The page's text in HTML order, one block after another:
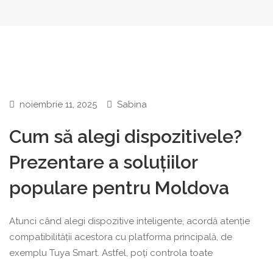
noiembrie 11, 2025 Sabina
Cum să alegi dispozitivele?
Prezentare a soluțiilor
populare pentru Moldova
Atunci când alegi dispozitive inteligente, acordă atenție
compatibilității acestora cu platforma principală, de
exemplu Tuya Smart. Astfel, poți controla toate